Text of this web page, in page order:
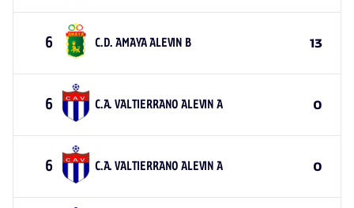
6 C.D. AMAYA ALEVIN B 13
6 C.A. VALTIERRANO ALEVIN A 0
6 C.A. VALTIERRANO ALEVIN A 0